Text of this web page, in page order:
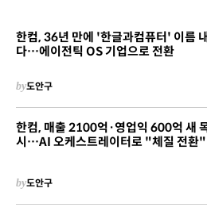
한컴, 36년 만에 '한글과컴퓨터' 이름
다…에이전틱 OS 기업으로 전환
by도안구
한컴, 매출 2100억·영업익 600억 새
시…AI 오케스트레이터로 "체질 전환"
by도안구